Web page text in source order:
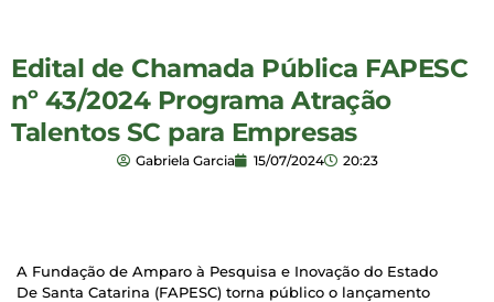
Edital de Chamada Pública FAPESC
nº 43/2024 Programa Atração
Talentos SC para Empresas
Gabriela Garcia 15/07/2024 20:23
A Fundação de Amparo à Pesquisa e Inovação do Estado
De Santa Catarina (FAPESC) torna público o lançamento